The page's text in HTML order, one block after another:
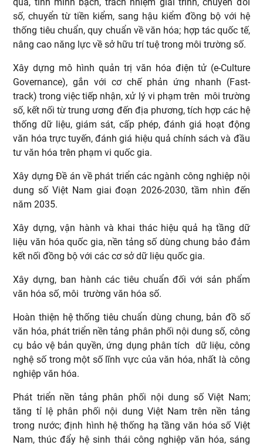
số, chuyển từ tiền kiểm, sang hậu kiểm đồng bộ với hệ
thống tiêu chuẩn, quy chuẩn về văn hóa; hợp tác quốc tế,
nâng cao năng lực về sở hữu trí tuệ trong môi trường số.
Xây dựng mô hình quản trị văn hóa điện tử (e-Culture
Governance), gắn với cơ chế phản ứng nhanh (Fast-
track) trong việc tiếp nhận, xử lý vi phạm trên môi trường
số, kết nối từ trung ương đến địa phương, tích hợp các hệ
thống dữ liệu, giám sát, cấp phép, đánh giá hoạt động
văn hóa trực tuyến, đánh giá hiệu quả chính sách và đầu
tư văn hóa trên phạm vi quốc gia.
Xây dựng Đề án về phát triển các ngành công nghiệp nội
dung số Việt Nam giai đoạn 2026-2030, tầm nhìn đến
năm 2035.
Xây dựng, vận hành và khai thác hiệu quả hạ tầng dữ
liệu văn hóa quốc gia, nền tảng số dùng chung bảo đảm
kết nối đồng bộ với các cơ sở dữ liệu quốc gia.
Xây dựng, ban hành các tiêu chuẩn đối với sản phẩm
văn hóa số, môi trường văn hóa số.
Hoàn thiện hệ thống tiêu chuẩn dùng chung, bản đồ số
văn hóa, phát triển nền tảng phân phối nội dung số, công
cụ bảo vệ bản quyền, ứng dụng phân tích dữ liệu, công
nghệ số trong một số lĩnh vực của văn hóa, nhất là công
nghiệp văn hóa.
Phát triển nền tảng phân phối nội dung số Việt Nam;
tăng tỉ lệ phân phối nội dung Việt Nam trên nền tảng
trong nước; định hình hệ thống hạ tầng văn hóa số Việt
Nam, thúc đẩy hệ sinh thái công nghiệp văn hóa, sáng